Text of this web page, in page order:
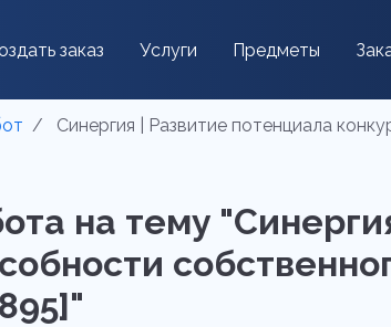
заказ Услуги Предметы
Синергия | Развитие потенциала
на тему